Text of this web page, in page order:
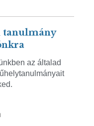
tanulmány
az általad